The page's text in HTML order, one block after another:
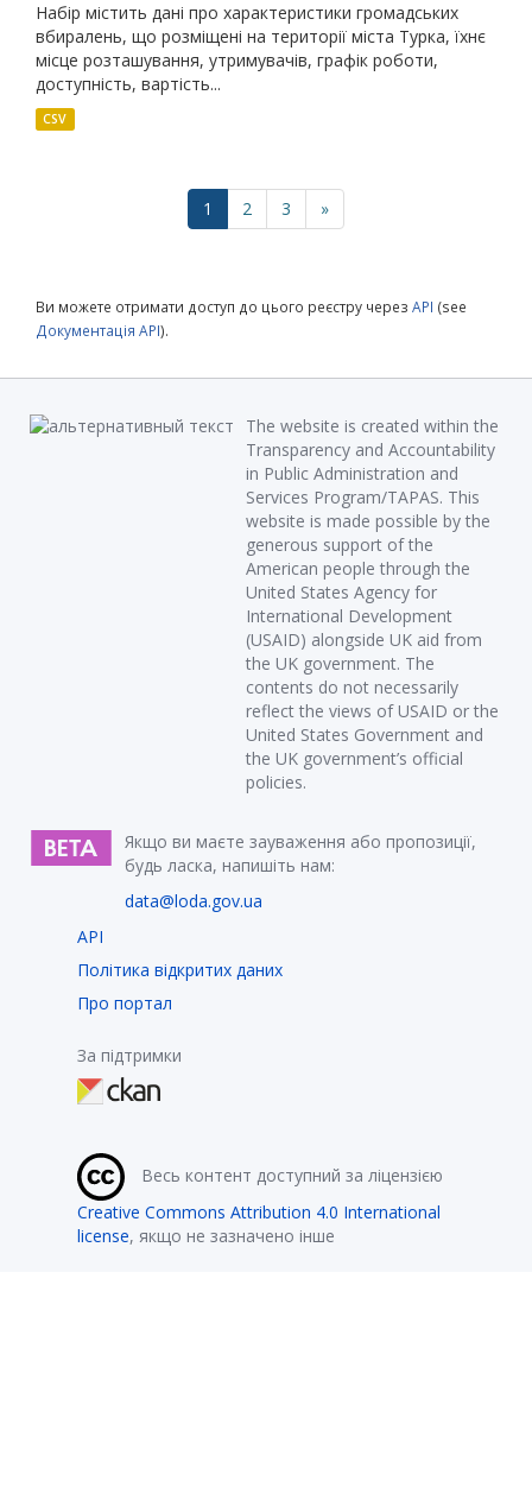
Набір містить дані про характеристики громадських
вбиралень, що розміщені на території міста Турка, їхнє
місце розташування, утримувачів, графік роботи,
доступність, вартість...
CSV
1 2 3 »
Ви можете отримати доступ до цього реєстру через API (see
Документація API).
The website is created within the
Transparency and Accountability
in Public Administration and
Services Program/TAPAS. This
website is made possible by the
generous support of the
American people through the
United States Agency for
International Development
(USAID) alongside UK aid from
the UK government. The
contents do not necessarily
reflect the views of USAID or the
United States Government and
the UK government’s official
policies.
Якщо ви маєте зауваження або пропозиції,
будь ласка, напишіть нам:
data@loda.gov.ua
API
Політика відкритих даних
Про портал
За підтримки
Весь контент доступний за ліцензією
Creative Commons Attribution 4.0 International
license, якщо не зазначено інше